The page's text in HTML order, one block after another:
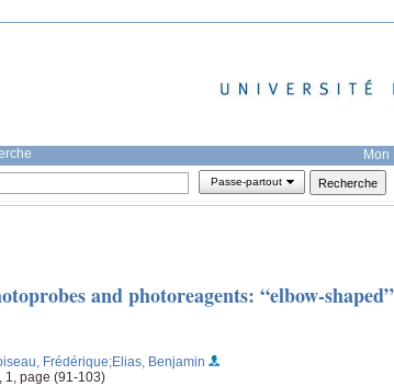
Mon
Passe-partout
and photoreagents: “elbow-
Frédérique;Elias, Benjamin
1, page (91-103)